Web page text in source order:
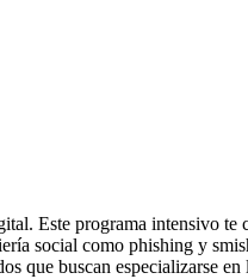
Este programa intensivo
social como phishing y
que buscan especializarse